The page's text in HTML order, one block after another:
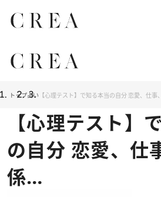
トップ占い 【心理テスト】で知る本当の自分 恋愛、仕事
【心理テスト】
の自分 恋愛、仕
係…